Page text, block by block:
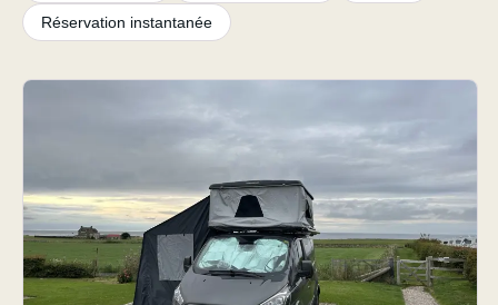
Réservation instantanée